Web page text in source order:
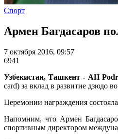
Спорт
Армен Багдасаров
7 октября 2016, 09:57
6941
Узбекистан, Ташкент - АН
card) за вклад в развитие дзюдо
Церемонии награждения
Напомним, что Армен
спортивным директором